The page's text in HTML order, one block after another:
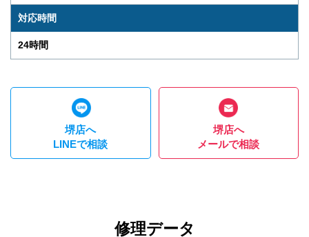
対応時間
24時間
堺店へ
LINEで相談
堺店へ
メールで相談
修理データ